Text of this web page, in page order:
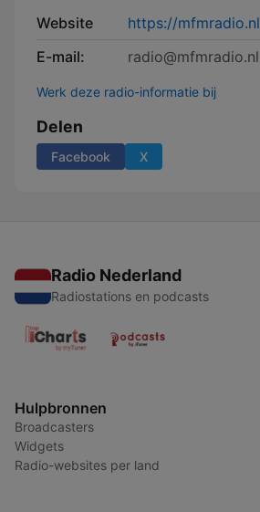
Website
https://mfmradio.nl
E-mail:
radio@mfmradio.nl
Werk deze radio-informatie bij
Delen
Facebook X
Radio Nederland
Radiostations en podcasts
Hulpbronnen
Broadcasters
Widgets
Radio-websites per land